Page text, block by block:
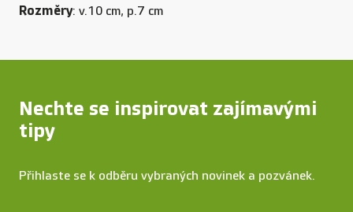
Rozměry: v.10 cm, p.7 cm
Nechte se inspirovat zajímavými
tipy
Přihlaste se k odběru vybraných novinek a pozvánek.